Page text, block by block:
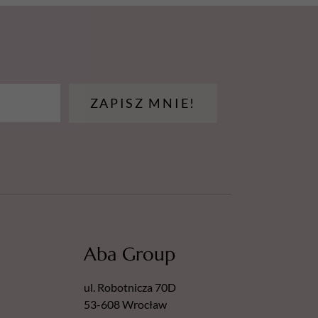
ZAPISZ MNIE!
Aba Group
ul. Robotnicza 70D
53-608 Wrocław